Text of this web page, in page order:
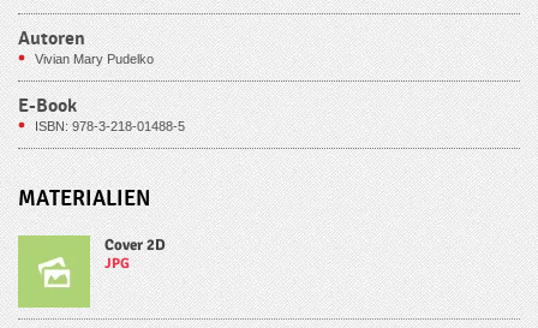
Autoren
Vivian Mary Pudelko
E-Book
ISBN: 978-3-218-01488-5
MATERIALIEN
Cover 2D
JPG